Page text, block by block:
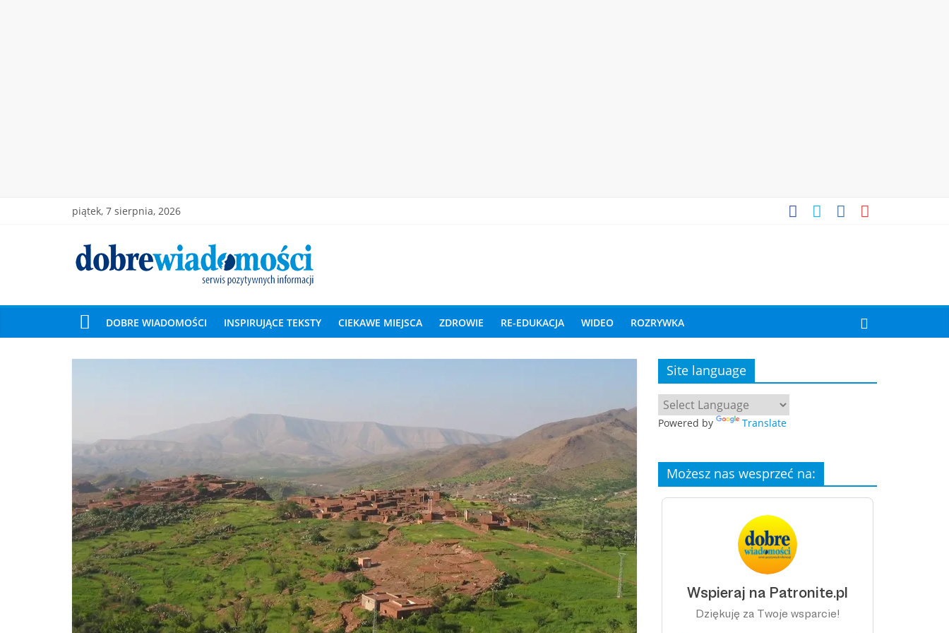
piątek, 7 sierpnia, 2026
DOBRE WIADOMOŚCI INSPIRUJĄCE TEKSTY CIEKAWE MIEJSCA ZDROWIE RE-EDUKACJA WIDEO ROZRYWKA
Site language
Powered by Translate
Możesz nas wesprzeć na: